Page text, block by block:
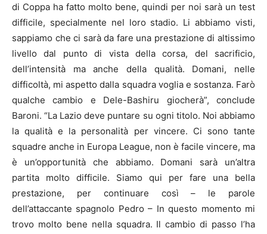
di Coppa ha fatto molto bene, quindi per noi sarà un test
difficile, specialmente nel loro stadio. Li abbiamo visti,
sappiamo che ci sarà da fare una prestazione di altissimo
livello dal punto di vista della corsa, del sacrificio,
dell’intensità ma anche della qualità. Domani, nelle
difficoltà, mi aspetto dalla squadra voglia e sostanza. Farò
qualche cambio e Dele-Bashiru giocherà”, conclude
Baroni. “La Lazio deve puntare su ogni titolo. Noi abbiamo
la qualità e la personalità per vincere. Ci sono tante
squadre anche in Europa League, non è facile vincere, ma
è un’opportunità che abbiamo. Domani sarà un’altra
partita molto difficile. Siamo qui per fare una bella
prestazione, per continuare così – le parole
dell’attaccante spagnolo Pedro – In questo momento mi
trovo molto bene nella squadra. Il cambio di passo l’ha